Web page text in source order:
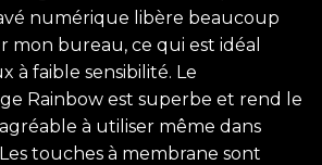
numérique libère beaucoup
mon bureau, ce qui est idéal
à faible sensibilité. Le
Rainbow est superbe et rend le
à utiliser même dans
touches à membrane sont